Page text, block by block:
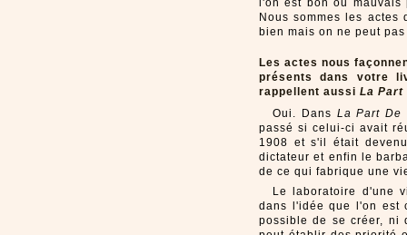
l'on est bon ou
Nous sommes les
bien mais on ne peut
Les actes nous
présents dans votre
rappellent aussi La Part
Oui. Dans La Part De
passé si celui-ci avait
1908 et s'il était
dictateur et enfin le
de ce qui fabrique une
Le laboratoire d'une
dans l'idée que l'on est
possible de se créer, ni